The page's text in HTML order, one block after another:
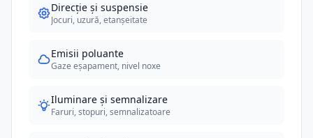
Direcție și suspensie
Jocuri, uzură, etanșeitate
Emisii poluante
Gaze eșapament, nivel noxe
Iluminare și semnalizare
Faruri, stopuri, semnalizatoare